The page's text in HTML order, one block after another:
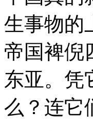
生事物的
帝国裨倪
东亚。凭
么？连它